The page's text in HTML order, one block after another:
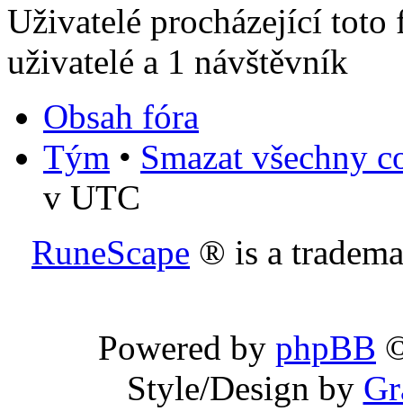
Uživatelé procházející
uživatelé a 1 návštěvník
Obsah fóra
Tým • Smazat všechny
v UTC
RuneScape ® is a
Powered by phpBB
Style/Design by